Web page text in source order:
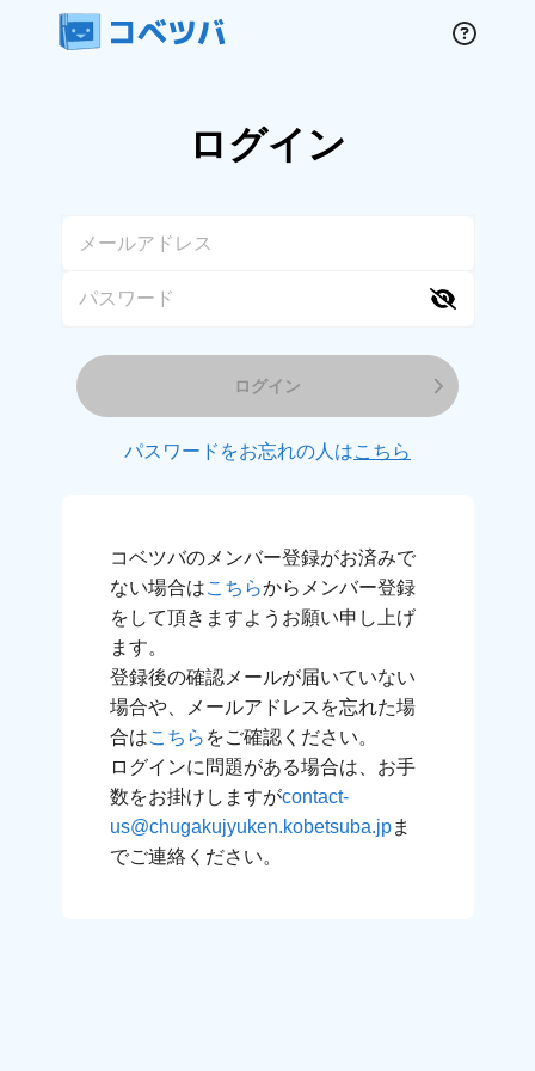
ログイン
ログイン
パスワードをお忘れの人はこちら
コベツバのメンバー登録がお済みで
ない場合はこちらからメンバー登録
をして頂きますようお願い申し上げ
ます。
登録後の確認メールが届いていない
場合や、メールアドレスを忘れた場
合はこちら をご確認ください。
ログインに問題がある場合は、お手
数をお掛けしますがcontact-
us@chugakujyuken.kobetsuba.jpま
でご連絡ください。